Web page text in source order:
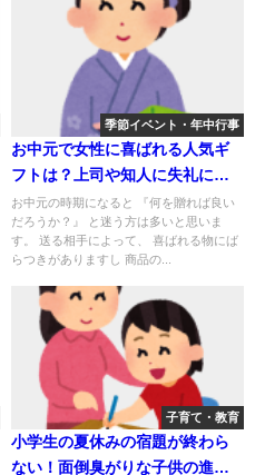
季節イベント・年中行事
お中元で女性に喜ばれる人気ギ
フトは？上司や知人に失礼にな
らない選び方まとめ
お中元の時期になると 『何を贈れば良い
だろうか？』 と迷う方は多いと思いま
す。 送る相手によって、 喜ばれる物にば
らつきがありますし 商品の...
子育て・教育
小学生の夏休みの宿題が終わら
ない！面倒臭がりな子供の進め